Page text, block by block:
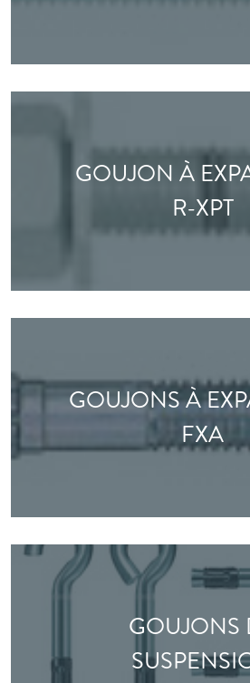
GOUJON À
R-XPT
GOUJONS À
FXA
GOUJONS